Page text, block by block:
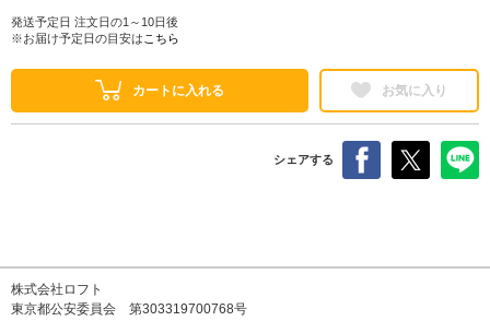
発送予定日 注文日の1～10日後
※お届け予定日の目安は こちら
カートに入れる お気に入り
シェアする
株式会社ロフト
東京都公安委員会 第303319700768号